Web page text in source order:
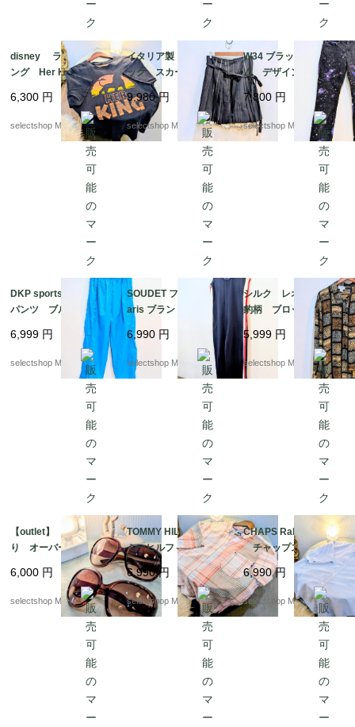
disney ライオン キ
ング Her KING コッ
トン ブラック Lサイ
ズ Lion King シン
6,300 円
selectshop Merci.
イタリア製 90s ゴシ
ック スカート サイ
ズ４２ ブラック リ
ボン ストライプ プ
リーツ フリル 膝丈ス
カート
9,980円
selectshop Merci.
W34 ブラック デニ
ム デザイン スキニ
ー ストレッチ ジー
ンズ ボトムス パン
ツ パープル 星屑デザ
イン
7,800 円
selectshop Merci.
DKP sports ナイロン
パンツ ブルー 防
水 ウエストゴム
mens Mサイズ ナイ
ロン パンツ Y2K 太
6,999 円
selectshop Merci.
SOUDET フランス P
aris ブランド ベルギ
ー製 オールインワ
ン ユニフォーム ト
リコロール 48
6,990 円
selectshop Merci.
シルク レオパード
豹柄 ブロック ブラ
ウス ブラウン 総
柄 Mサイズ
5,999 円
selectshop Merci.
【outlet】 カナダよ
り オーバーサイズ
ブラウン グラデーシ
ョン サングラス ピン
クブラウン ブラウ
ン 軽い付け心地
6,000 円
selectshop Merci.
TOMMY HILFIGER ト
ミーヒルフィガー 半
袖シャツ ボタンシャ
ツ mens リネ
ン コットン XLサイ
ズ ピンク ベージ
ュ 半袖シャツ チェ
6,990円
selectshop Merci.
CHAPS Ralph Lauren
チャップス ラルフ
ローレン mens シ
アサッカー コット
ン XLサイズ ブル
ー ホワイト 半袖シ
6,990円
selectshop Merci.